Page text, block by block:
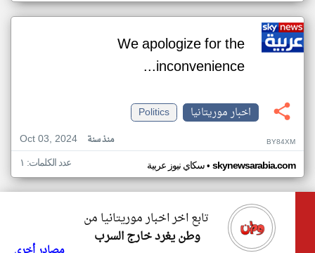
We apologize for the
inconvenience...
اخبار موريتانيا
Politics
Oct 03, 2024
منذ سنة BY84XM
سكاي نيوز عربية• skynewsarabia.com عدد الكلمات: ١
تابع اخر اخبار موريتانيا من
وطن يغرد خارج السرب